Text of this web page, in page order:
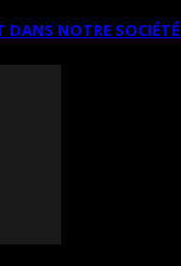
DANS NOTRE